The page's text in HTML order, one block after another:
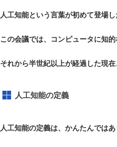
人工知能という言葉が初めて登場
この会議では、コンピュータに知
それから半世紀以上が経過した現
人工知能の定義
人工知能の定義は、かんたんではあ